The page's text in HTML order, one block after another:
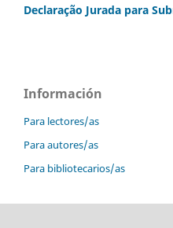
Declaração Jurada para
Información
Para lectores/as
Para autores/as
Para bibliotecarios/as